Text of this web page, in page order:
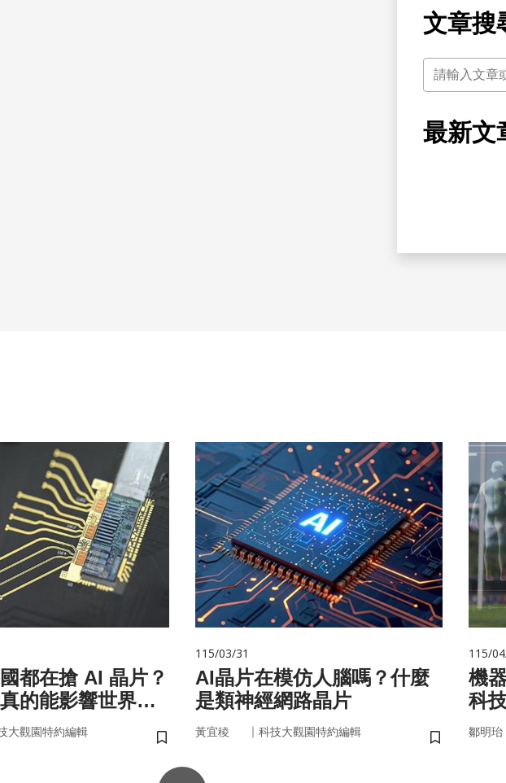
文章搜
關鍵字
最新文
都在搶 AI 晶片？
的能影響世界
大觀園特約編輯
儲存書籤
115/03/31
AI晶片在模仿人腦嗎？什麼
是類神經網路晶片
黃宜稜 ｜ 科技大觀園特約編輯
儲存書籤
115/
機
科
接
鄒明珆